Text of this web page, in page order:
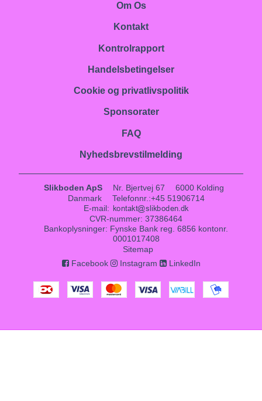
Om Os
Kontakt
Kontrolrapport
Handelsbetingelser
Cookie og privatlivspolitik
Sponsorater
FAQ
Nyhedsbrevstilmelding
Slikboden ApS Nr. Bjertvej 67
6000 Kolding
Danmark
Telefonnr. :+45 51906714
E-mail:
CVR-nummer: 37386464
Bankoplysninger: Fynske Bank reg. 6856 kontonr.
0001017408
Sitemap
Facebook
Instagram LinkedIn